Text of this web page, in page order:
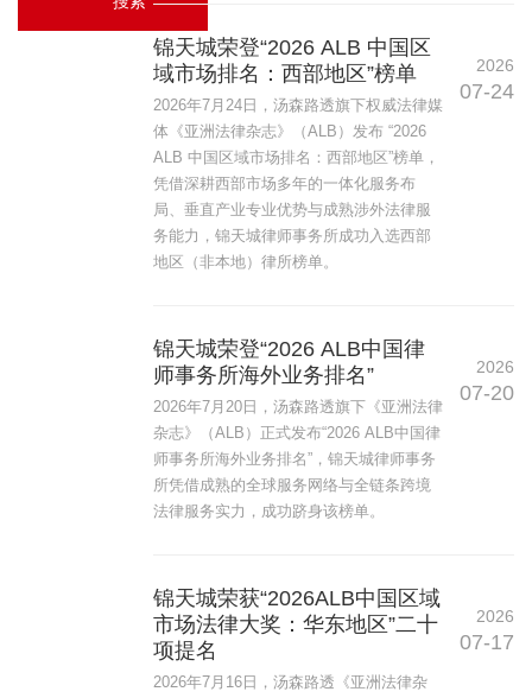
锦天城荣登“2026 ALB 中国区
域市场排名：西部地区”榜单
2026年7月24日，汤森路透旗下权威法律媒
体《亚洲法律杂志》（ALB）发布 “2026
ALB 中国区域市场排名：西部地区”榜单，
凭借深耕西部市场多年的一体化服务布
局、垂直产业专业优势与成熟涉外法律服
务能力，锦天城律师事务所成功入选西部
地区（非本地）律所榜单。
2026
07-24
锦天城荣登“2026 ALB中国律
师事务所海外业务排名”
2026年7月20日，汤森路透旗下《亚洲法律
杂志》（ALB）正式发布“2026 ALB中国律
师事务所海外业务排名”，锦天城律师事务
所凭借成熟的全球服务网络与全链条跨境
法律服务实力，成功跻身该榜单。
2026
07-20
锦天城荣获“2026ALB中国区域
市场法律大奖：华东地区”二十
项提名
2026年7月16日，汤森路透《亚洲法律杂
2026
07-17